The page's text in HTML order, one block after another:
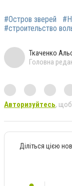
#Остров зверей
#строительство
Ткаченко
Головна
Авторизуйтесь, щоб
Діліться цією